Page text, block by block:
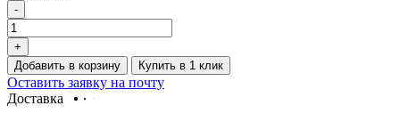
-
+
Добавить в корзину
Купить в 1 клик
Оставить заявку на почту
Доставка